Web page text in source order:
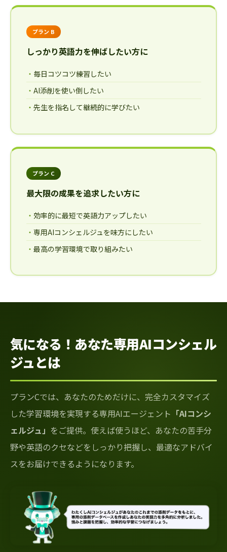
プラン B
しっかり英語力を伸ばしたい方に
毎日コツコツ練習したい
AI添削を使い倒したい
先生を指名して継続的に学びたい
プラン C
最大限の成果を追求したい方に
効率的に最短で英語力アップしたい
専用AIコンシェルジュを味方にしたい
最高の学習環境で取り組みたい
気になる！あなた専用AIコンシェル
ジュとは
プランCでは、あなたのためだけに、完全カスタマイズ
した学習環境を実現する専用AIエージェント 「AIコンシ
ェルジュ」 をご提供。使えば使うほど、あなたの苦手分
野や英語のクセなどをしっかり把握し、最適なアドバイ
スをお届けできるようになります。